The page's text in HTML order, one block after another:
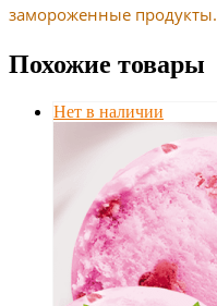
замороженные продукты.
Похожие товары
Нет в наличии